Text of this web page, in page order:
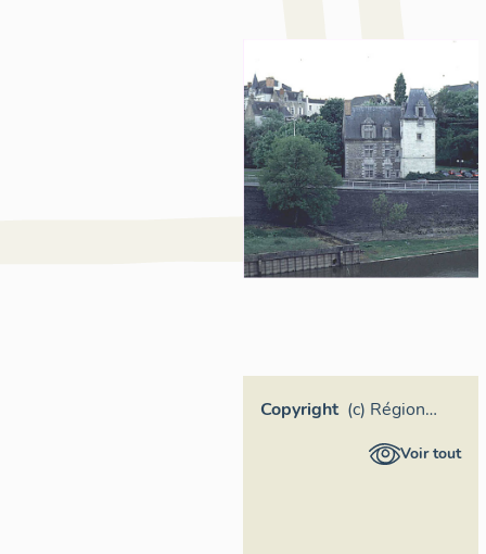
Copyright (c) Région
Pays de laVoir tout